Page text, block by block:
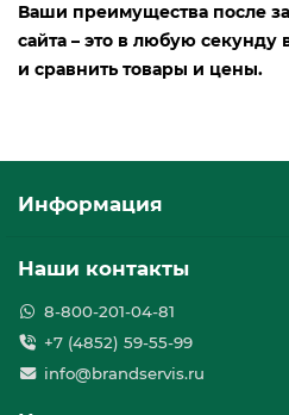
Ваши преимущества после
сайта – это в любую секунду
и сравнить товары и цены.
Информация
Наши контакты
8-800-201-04-81
+7 (4852) 59-55-99
info@brandservis.ru